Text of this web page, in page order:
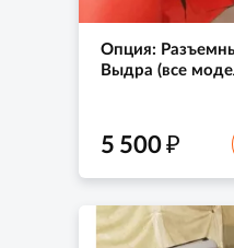
Опция:
Выдра (все
5 500₽